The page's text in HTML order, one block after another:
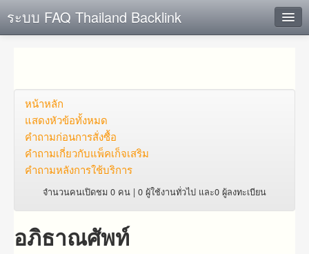
ระบบ FAQ Thailand Backlink
ตั้งคำถาม
ดูคำถาม
คุณต้องการที่จะลงทะเบียนหรือไม่?
หน้าหลัก
แสดงหัวข้อทั้งหมด
คำถาม​ก่อน​การ​สั่งซื้อ​
คำถาม​เกี่ยว​กับ​แพ็คเก็จ​เสริม
คำถามหลังการใช้บริการ
จำนวนคนเปิดชม 0 คน | 0 ผู้ใช้งานทั่วไป และ0 ผู้ลงทะเบียน
อภิธาณศัพท์